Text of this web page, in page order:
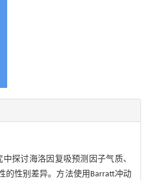
探讨海洛因复吸预测因子气质、
的性别差异。方法使用 Barratt冲动